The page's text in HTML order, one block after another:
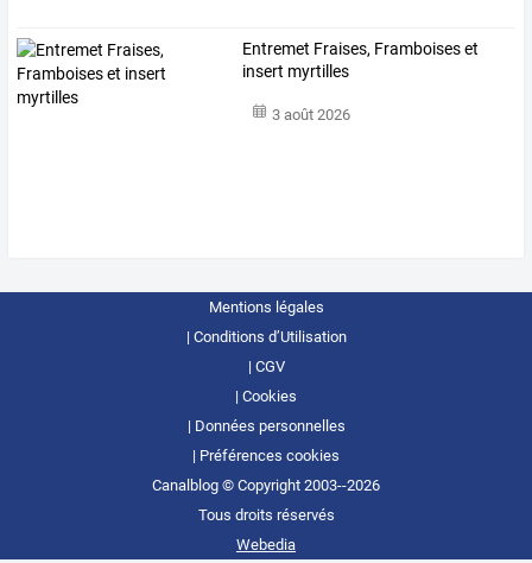
Entremet Fraises, Framboises et
insert myrtilles
3 août 2026
Mentions légales
Conditions d’Utilisation
CGV
Cookies
Données personnelles
Préférences cookies
Canalblog © Copyright 2003--2026
Tous droits réservés
Webedia